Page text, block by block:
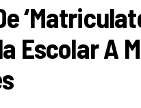
Escolar A